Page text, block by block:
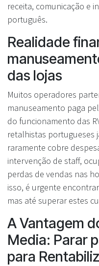
receita, comunicação e
português.
Realidade
das lojas
Muitos operadores
manuseamento paga
do funcionamento das
retalhistas portugueses
raramente cobre
intervenção de staff,
perdas de vendas nas
isso, é urgente
mas até superar estes
A Vantagem
Media: Parar
para